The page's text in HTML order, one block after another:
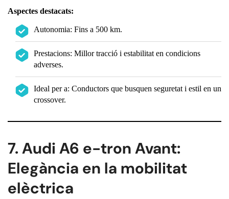
Aspectes destacats:
Autonomia: Fins a 500 km.
Prestacions: Millor tracció i estabilitat en condicions
adverses.
Ideal per a: Conductors que busquen seguretat i estil en un
crossover.
7. Audi A6 e-tron Avant:
Elegància en la mobilitat
elèctrica